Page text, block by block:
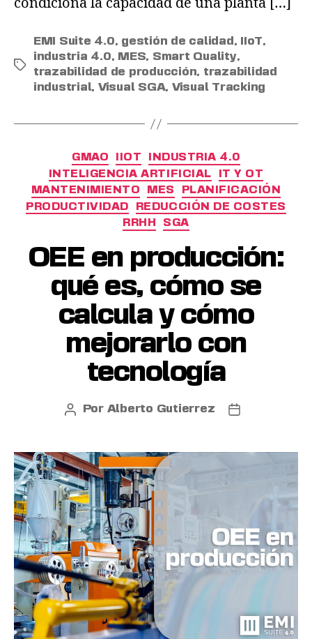
EMI Suite 4.0, gestión de calidad , IIoT,
industria 4.0, MES, Smart Quality,
trazabilidad de producción, trazabilidad
industrial, Visual SGA, Visual Tracking
GMAO IIOT
INDUSTRIA 4.0
INTELIGENCIA ARTIFICIAL
IT Y OT
MANTENIMIENTO
MES
PLANIFICACIÓN
PRODUCTIVIDAD
REDUCCIÓN DE COSTES
RRHH
SGA
OEE en producción:
qué es, cómo se
calcula y cómo
mejorarlo con
tecnología
Por Alberto Gutierrez